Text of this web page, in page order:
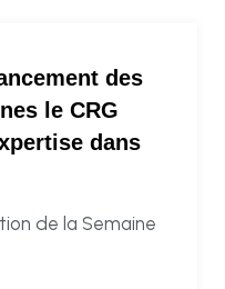
des
le CRG
dans
de la Semaine